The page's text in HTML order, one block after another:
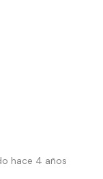
hace 4 años